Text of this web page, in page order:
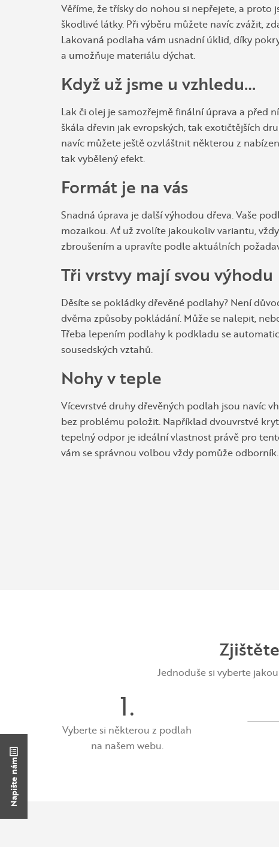
Napište nám
Věříme, že třísky do nohou si nepřejete, a
škodlivé látky. Při výběru můžete navíc zvážit,
Lakovaná podlaha vám usnadní úklid, díky
a umožňuje materiálu dýchat.
Když už jsme u vzhledu…
Lak či olej je samozřejmě finální úprava a před
škála dřevin jak evropských, tak exotičtějších
navíc můžete ještě ozvláštnit některou z
tak vybělený efekt.
Formát je na vás
Snadná úprava je další výhodou dřeva. Vaše
mozaikou. Ať už zvolíte jakoukoliv variantu,
zbroušením a upravíte podle aktuálních
Tři vrstvy mají svou výhodu
Děsíte se pokládky dřevěné podlahy? Není
dvěma způsoby pokládání. Může se nalepit,
Třeba lepením podlahy k podkladu se
sousedských vztahů.
Nohy v teple
Vícevrstvé druhy dřevěných podlah jsou navíc
bez problému položit. Například dvouvrstvé
tepelný odpor je ideální vlastnost právě pro
vám se správnou volbou vždy pomůže odborník.
Jednoduše si vyberte
1.
Vyberte si některou z podlah
na našem webu.